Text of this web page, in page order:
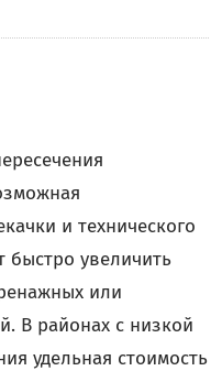
и технического
быстро увеличить
или
В районах с низкой
удельная стоимость